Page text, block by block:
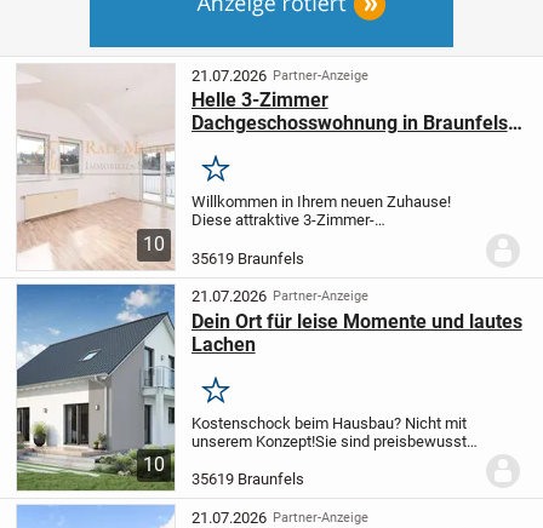
10
21.07.2026 Partner-Anzeige
Helle 3-Zimmer
Dachgeschosswohnung in Braunfels-
Merken
Willkommen in Ihrem neuen Zuhause!
Diese attraktive 3-Zimmer-
Gemütlichkeit, durchdachte
Raumaufteilung und ein angenehmes
Wohnambiente.Sie befindet sich im
Dachgeschoss...
35619 Braunfels
10
21.07.2026 Partner-Anzeige
Dein Ort für leise Momente und lautes
Lachen
Merken
Kostenschock beim Hausbau? Nicht mit
unserem Konzept!Sie sind preisbewusst
Planbarkeit?Herzlich Willkommen bei
massa haus - Deutschlands Marktführer
für Ausbauhäus...
35619 Braunfels
21.07.2026 Partner-Anzeige